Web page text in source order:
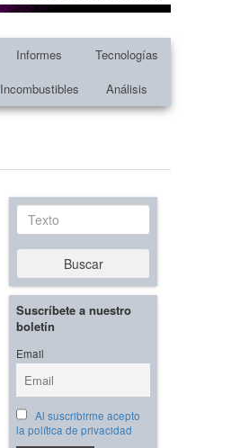
Informes
Tecnologías
Incombustibles Análisis
Texto
Buscar
Suscríbete a nuestro
boletín
Email
Al suscribirme acepto
la política de privacidad